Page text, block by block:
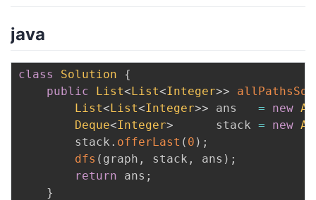
java
class Solution
{
public
List<List<Integer>>
List<List<Integer>> ans = new
Deque<Integer>
      stack
= new
        stack
. offerLast ( 0 ) ;
dfs ( graph , stack , ans ) ;
return ans ;
}